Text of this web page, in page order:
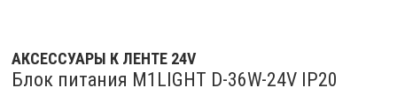
АКСЕССУАРЫ К ЛЕНТЕ 24V
Блок питания M1LIGHT D-36W-24V IP20